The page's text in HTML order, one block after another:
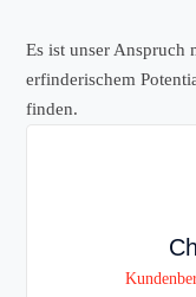
Es ist unser Anspruch
erfinderischem
finden.